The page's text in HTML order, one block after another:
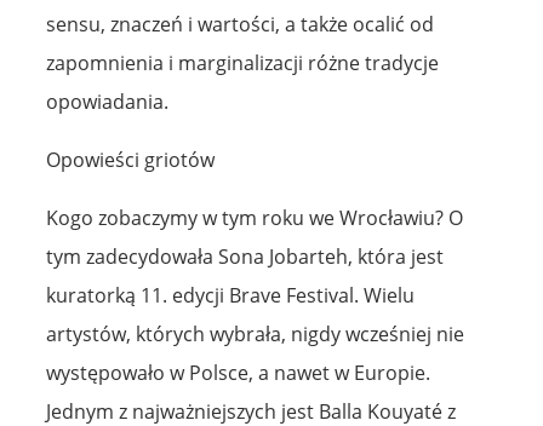
sensu, znaczeń i wartości, a także ocalić od
zapomnienia i marginalizacji różne tradycje
opowiadania.
Opowieści griotów
Kogo zobaczymy w tym roku we Wrocławiu? O
tym zadecydowała Sona Jobarteh, która jest
kuratorką 11. edycji Brave Festival. Wielu
artystów, których wybrała, nigdy wcześniej nie
występowało w Polsce, a nawet w Europie.
Jednym z najważniejszych jest Balla Kouyaté z